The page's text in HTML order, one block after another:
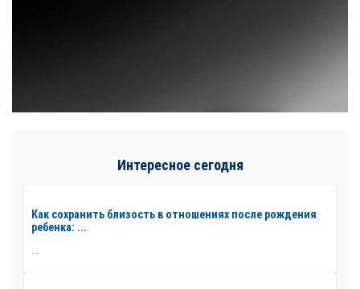
Интересное сегодня
Как сохранить близость в отношениях после рождения
ребенка: ...
...